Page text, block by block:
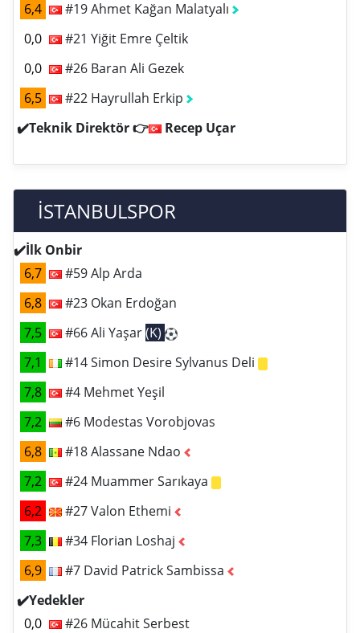
6,4
#19 Ahmet Kağan Malatyalı
0,0
#21 Yiğit Emre Çeltik
0,0
#26 Baran Ali Gezek
6,5
#22 Hayrullah Erkip
✔️Teknik Direktör 👉
Recep Uçar
İSTANBULSPOR
✔️İlk Onbir
6,7
#59 Alp Arda
6,8
#23 Okan Erdoğan
7,5
#66 Ali Yaşar(K)
7,1
#14 Simon Desire Sylvanus Deli
7,8
#4 Mehmet Yeşil
7,2
#6 Modestas Vorobjovas
6,8
#18 Alassane Ndao
7,2
#24 Muammer Sarıkaya
6,2
#27 Valon Ethemi
7,3
#34 Florian Loshaj
6,9
#7 David Patrick Sambissa
✔️Yedekler
0,0
#26 Mücahit Serbest